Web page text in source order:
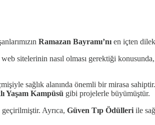
Ramazan Bayramı’nı en içten
sitelerinin nasıl olması gerektiği
sağlık alanında önemli bir mirasa
Yaşam Kampüsü gibi projelerle büyümüştür.
geçirilmiştir. Ayrıca, Güven Tıp Ödülleri ile